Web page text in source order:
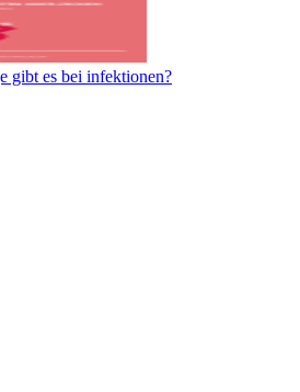
gibt es bei infektionen?